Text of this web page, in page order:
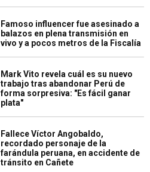
Famoso influencer fue asesinado a
balazos en plena transmisión en
vivo y a pocos metros de la Fiscalía
Mark Vito revela cuál es su nuevo
trabajo tras abandonar Perú de
forma sorpresiva: "Es fácil ganar
plata"
Fallece Víctor Angobaldo,
recordado personaje de la
farándula peruana, en accidente de
tránsito en Cañete